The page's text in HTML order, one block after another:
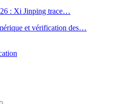
: Xi Jinping trace…
et vérification des…